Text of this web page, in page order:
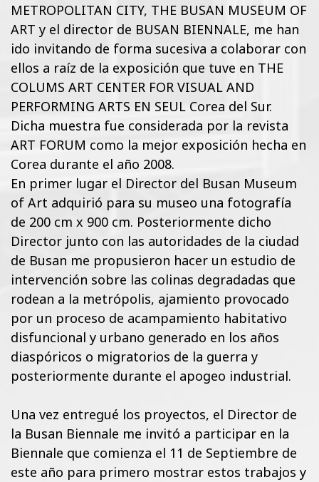
METROPOLITAN CITY, THE BUSAN MUSEUM OF
ART y el director de BUSAN BIENNALE, me han
ido invitando de forma sucesiva a colaborar con
ellos a raíz de la exposición que tuve en THE
COLUMS ART CENTER FOR VISUAL AND
PERFORMING ARTS EN SEUL Corea del Sur.
Dicha muestra fue considerada por la revista
ART FORUM como la mejor exposición hecha en
Corea durante el año 2008.
En primer lugar el Director del Busan Museum
of Art adquirió para su museo una fotografía
de 200 cm x 900 cm. Posteriormente dicho
Director junto con las autoridades de la ciudad
de Busan me propusieron hacer un estudio de
intervención sobre las colinas degradadas que
rodean a la metrópolis, ajamiento provocado
por un proceso de acampamiento habitativo
disfuncional y urbano generado en los años
diaspóricos o migratorios de la guerra y
posteriormente durante el apogeo industrial.
Una vez entregué los proyectos, el Director de
la Busan Biennale me invitó a participar en la
Biennale que comienza el 11 de Septiembre de
este año para primero mostrar estos trabajos y